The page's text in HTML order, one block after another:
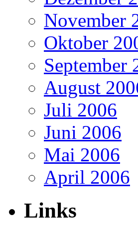
November
Oktober
September
August
Juli 2006
Juni 2006
Mai 2006
April 2006
Links